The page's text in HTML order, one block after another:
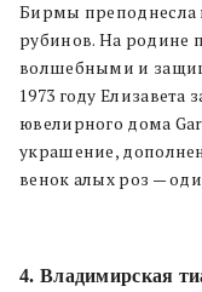
Бирмы преподнесла
рубинов. На родине
волшебными и
1973 году Елизавета
ювелирного дома
украшение,
венок алых роз —
4. Владимирская